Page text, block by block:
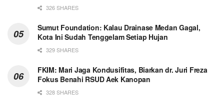
326 SHARES
Sumut Foundation: Kalau Drainase Medan Gagal,
Kota Ini Sudah Tenggelam Setiap Hujan
329 SHARES
FKIM: Mari Jaga Kondusifitas, Biarkan dr. Juri Freza
Fokus Benahi RSUD Aek Kanopan
328 SHARES